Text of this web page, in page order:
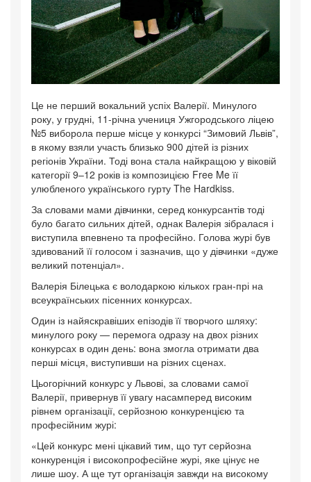
Це не перший вокальний успіх Валерії. Минулого
року, у грудні, 11-річна учениця Ужгородського ліцею
№5 виборола перше місце у конкурсі “Зимовий Львів”,
в якому взяли участь близько 900 дітей із різних
регіонів України. Тоді вона стала найкращою у віковій
категорії 9–12 років із композицією Free Me її
улюбленого українського гурту The Hardkiss.
За словами мами дівчинки, серед конкурсантів тоді
було багато сильних дітей, однак Валерія зібралася і
виступила впевнено та професійно. Голова журі був
здивований її голосом і зазначив, що у дівчинки «дуже
великий потенціал».
Валерія Білецька є володаркою кількох гран-прі на
всеукраїнських пісенних конкурсах.
Один із найяскравіших епізодів її творчого шляху:
минулого року — перемога одразу на двох різних
конкурсах в один день: вона змогла отримати два
перші місця, виступивши на різних сценах.
Цьогорічний конкурс у Львові, за словами самої
Валерії, привернув її увагу насамперед високим
рівнем організації, серйозною конкуренцією та
професійним журі:
«Цей конкурс мені цікавий тим, що тут серйозна
конкуренція і високопрофесійне журі, яке цінує не
лише шоу. А ще тут організація завжди на високому